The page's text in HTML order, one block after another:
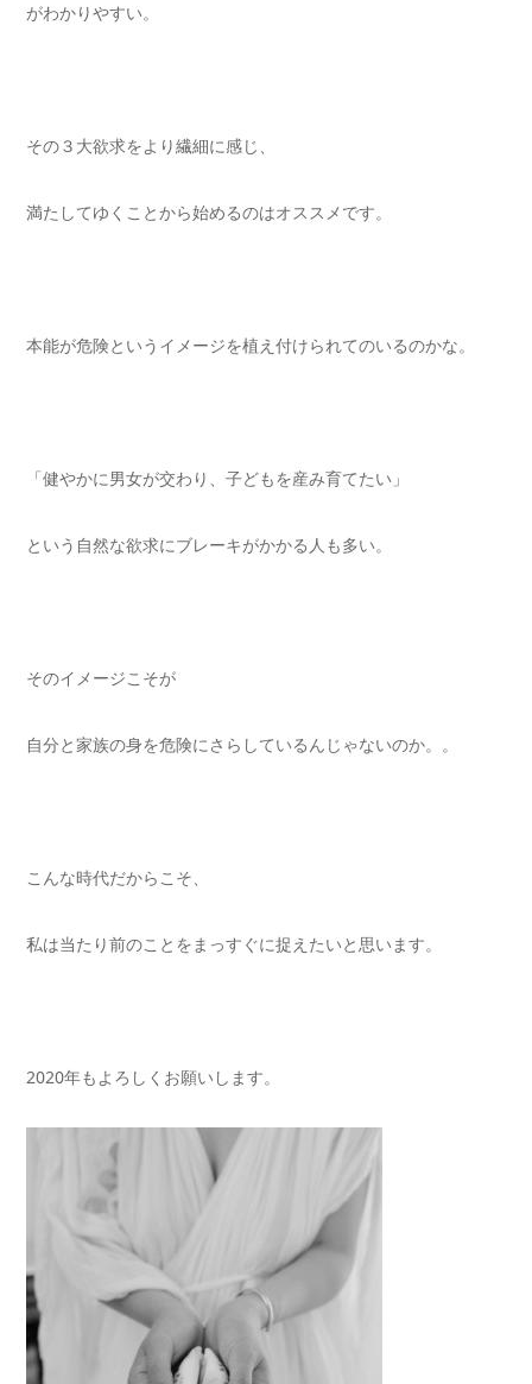
がわかりやすい。
その３大欲求をより繊細に感じ、
満たしてゆくことから始めるのはオススメです。
本能が危険というイメージを植え付けられてのいるのかな。
「健やかに男女が交わり、子どもを産み育てたい」
という自然な欲求にブレーキがかかる人も多い。
そのイメージこそが
自分と家族の身を危険にさらしているんじゃないのか。。
こんな時代だからこそ、
私は当たり前のことをまっすぐに捉えたいと思います。
2020年もよろしくお願いします。